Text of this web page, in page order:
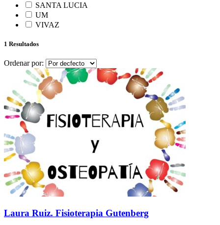
SANTA LUCIA
UM
VIVAZ
1 Resultados
Ordenar por:
Laura Ruiz. Fisioterapia Gutenberg